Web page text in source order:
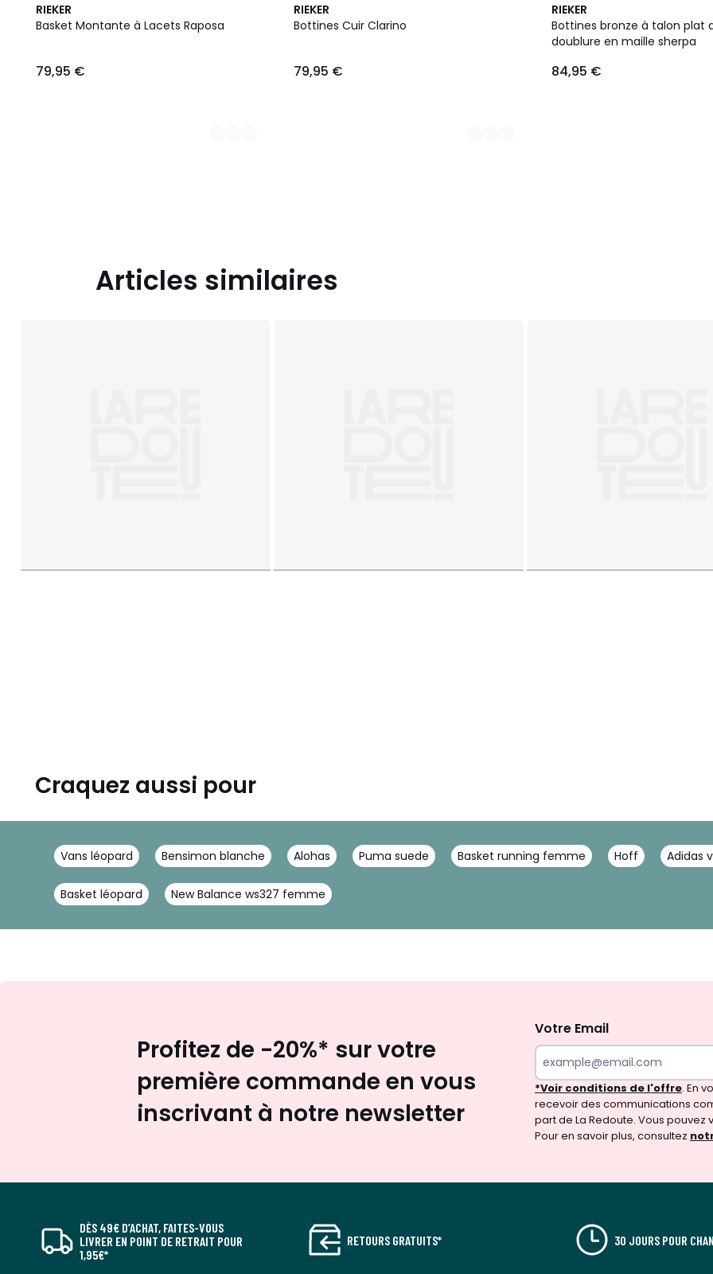
RIEKER
Basket Montante à Lacets Raposa
79,95 €
2
Couleurs
RIEKER
Bottines Cuir Clarino
79,95 €
2
Couleurs
RIEKER
Bottines bronze à talon plat
doublure en maille sherpa
84,95 €
Articles similaires
Craquez aussi pour
Vans léopard Bensimon blanche Alohas Puma suede Basket running femme Hoff Adidas
Basket léopard New Balance ws327 femme
Profitez de -20%* sur votre
première commande en vous
inscrivant à notre newsletter
Votre Email
*Voir conditions de l'offre. En
recevoir des communications
part de La Redoute. Vous pouvez
Pour en savoir plus, consultez
DÈS 49€ D’ACHAT, FAITES-VOUS
LIVRER EN POINT DE RETRAIT POUR
1,95€*
RETOURS GRATUITS* 30 JOURS POUR